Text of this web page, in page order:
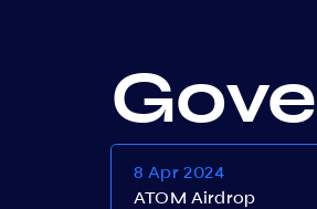
8 Apr 2024
ATOM Airdrop